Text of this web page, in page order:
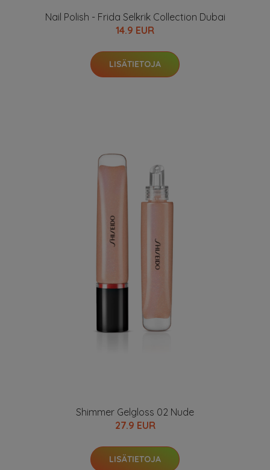
Nail Polish - Frida Selkrik Collection Dubai
14.9 EUR
LISÄTIETOJA
Shimmer Gelgloss 02 Nude
27.9 EUR
LISÄTIETOJA